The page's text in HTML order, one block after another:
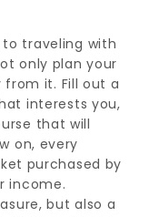
traveling with
only plan your
from it. Fill out a
interests you,
that will
on, every
purchased by
income.
but also a